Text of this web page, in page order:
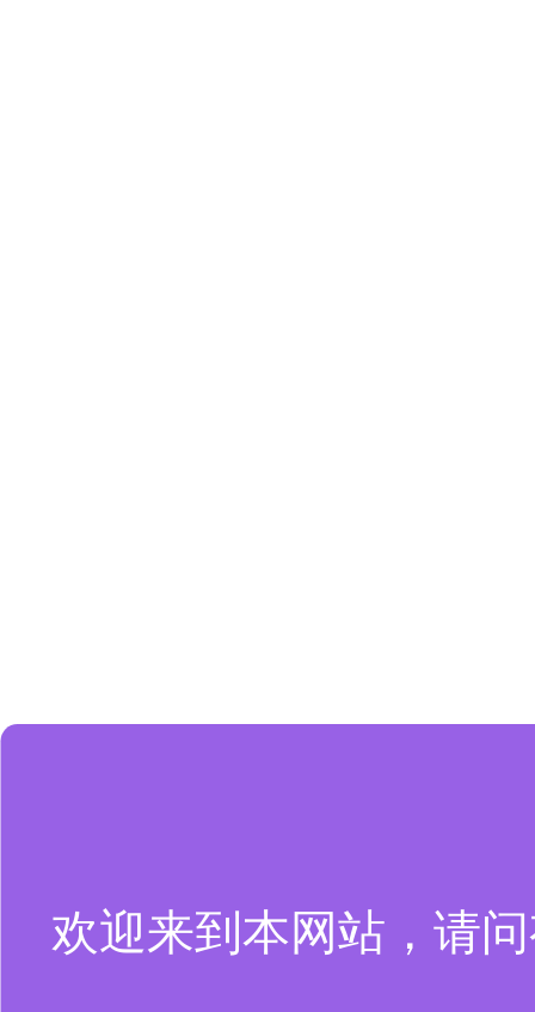
欢迎来到本网站，请